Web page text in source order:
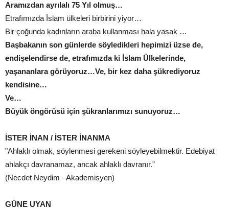
Aramızdan ayrılalı 75 Yıl olmuş…
Etrafımızda İslam ülkeleri birbirini yiyor…
Bir çoğunda kadınların araba kullanması hala yasak …
Başbakanın son günlerde söyledikleri hepimizi üzse de,
endişelendirse de, etrafımızda ki İslam Ülkelerinde,
yaşananlara görüyoruz…Ve, bir kez daha şükrediyoruz
kendisine…
Ve…
Büyük öngörüsü için şükranlarımızı sunuyoruz…
İSTER İNAN / İSTER İNANMA
"Ahlaklı olmak, söylenmesi gerekeni söyleyebilmektir. Edebiyat
ahlakçı davranamaz, ancak ahlaklı davranır.”
(Necdet Neydim –Akademisyen)
GÜNE UYAN